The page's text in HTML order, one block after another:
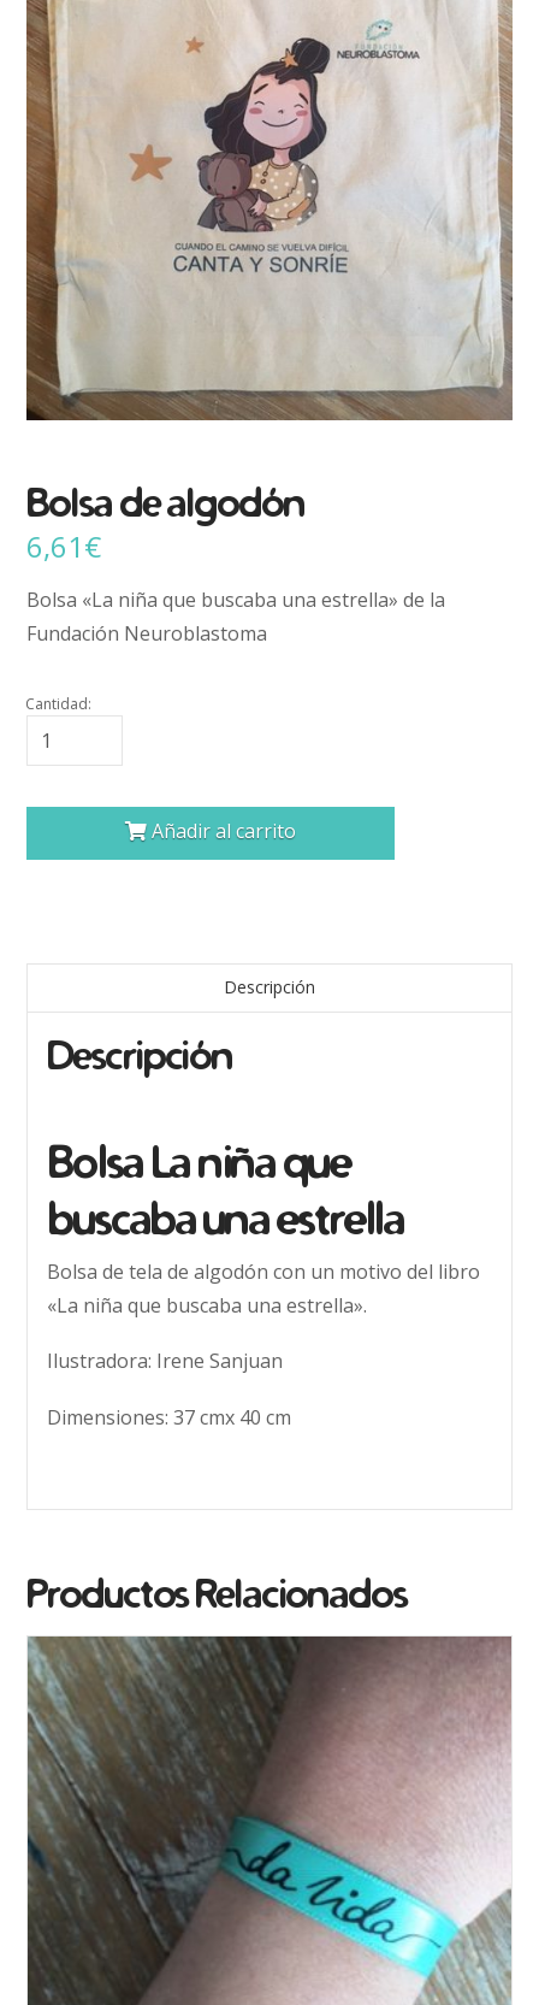
Bolsa de algodón
6,61€
Bolsa «La niña que buscaba una estrella» de la
Fundación Neuroblastoma
Cantidad
Añadir al carrito
Descripción
Descripción
Bolsa La niña que
buscaba una estrella
Bolsa de tela de algodón con un motivo del libro
«La niña que buscaba una estrella».
Ilustradora: Irene Sanjuan
Dimensiones: 37 cmx 40 cm
Productos Relacionados